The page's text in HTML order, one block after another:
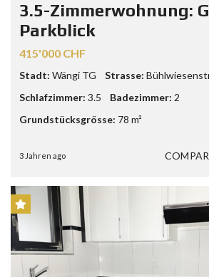
3.5-Zimmerwohnung:
Parkblick
415'000 CHF
Stadt: Wängi TG Strasse:
Schlafzimmer: 3.5 Badezimmer: 2
Grundstücksgrösse: 78 m²
3 Jahren ago